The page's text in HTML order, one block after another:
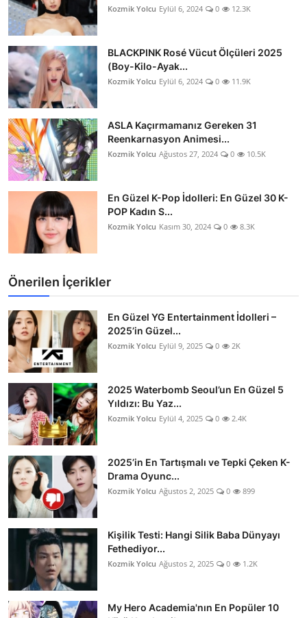
Kozmik Yolcu Eylül 6, 2024 0 12.3K
BLACKPINK Rosé Vücut Ölçüleri 2025
(Boy-Kilo-Ayak...
Kozmik Yolcu Eylül 6, 2024 0 11.9K
ASLA Kaçırmamanız Gereken 31
Reenkarnasyon Animesi...
Kozmik Yolcu Ağustos 27, 2024 0 10.5K
En Güzel K-Pop İdolleri: En Güzel 30 K-
POP Kadın S...
Kozmik Yolcu Kasım 30, 2024 0 8.3K
Önerilen İçerikler
En Güzel YG Entertainment İdolleri –
2025’in Güzel...
Kozmik Yolcu Eylül 9, 2025 0 2K
2025 Waterbomb Seoul’un En Güzel 5
Yıldızı: Bu Yaz...
Kozmik Yolcu Eylül 4, 2025 0 2.4K
2025’in En Tartışmalı ve Tepki Çeken K-
Drama Oyunc...
Kozmik Yolcu Ağustos 2, 2025 0 899
Kişilik Testi: Hangi Silik Baba Dünyayı
Fethediyor...
Kozmik Yolcu Ağustos 2, 2025 0 1.2K
My Hero Academia'nın En Popüler 10